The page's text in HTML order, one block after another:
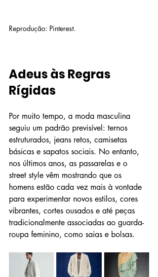
Reprodução: Pinterest.
Adeus às Regras
Rígidas
Por muito tempo, a moda masculina
seguiu um padrão previsível: ternos
estruturados, jeans retos, camisetas
básicas e sapatos sociais. No entanto,
nos últimos anos, as passarelas e o
street style vêm mostrando que os
homens estão cada vez mais à vontade
para experimentar novos estilos, cores
vibrantes, cortes ousados e até peças
tradicionalmente associadas ao guarda-
roupa feminino, como saias e bolsas.